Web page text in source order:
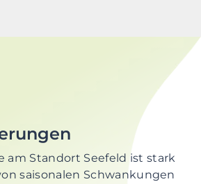
am Standort Seefeld ist stark
saisonalen Schwankungen